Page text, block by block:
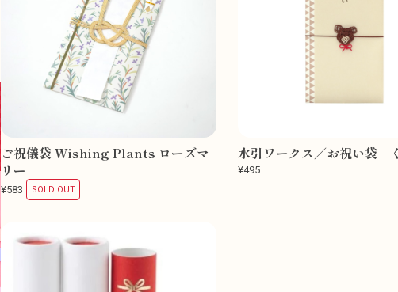
ご祝儀袋 Wishing Plants ローズマ
リー
¥583 SOLD OUT
水引ワークス／お祝い袋
¥495